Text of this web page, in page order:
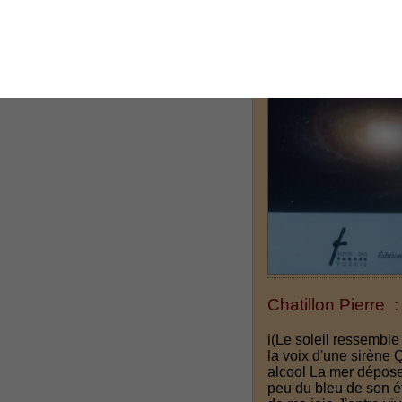
Chatillon Pierre :
i(Le soleil
la voix d'une sirène
alcool La mer
peu du bleu de son